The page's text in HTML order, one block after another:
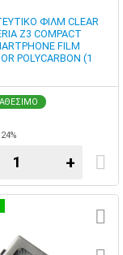
ΦΙΛΜ CLEAR
Z3 COMPACT
FILM
POLYCARBON (1
+